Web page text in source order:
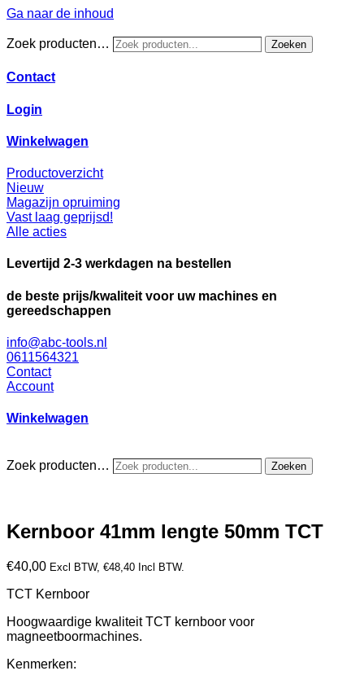
Ga naar de inhoud
Zoek producten… Zoeken
Contact
Login
Winkelwagen
Productoverzicht
Nieuw
Magazijn opruiming
Vast laag geprijsd!
Alle acties
Levertijd 2-3 werkdagen na bestellen
de beste prijs/kwaliteit voor uw machines en
gereedschappen
info@abc-tools.nl
0611564321
Contact
Account
Winkelwagen
Zoek producten… Zoeken
Kernboor 41mm lengte 50mm TCT
€40,00 Excl BTW, €48,40 Incl BTW.
TCT Kernboor
Hoogwaardige kwaliteit TCT kernboor voor
magneetboormachines.
Kenmerken: